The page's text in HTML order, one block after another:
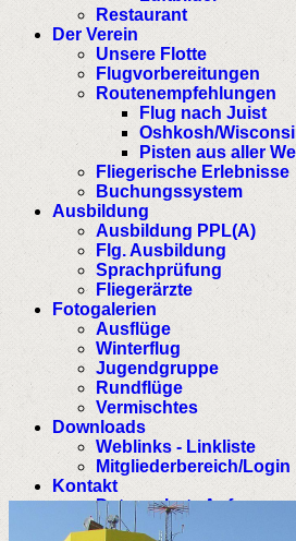
Restaurant
Der Verein
Unsere Flotte
Flugvorbereitungen
Routenempfehlungen
Flug nach Juist
Oshkosh/
Pisten aus aller
Fliegerische Erlebnisse
Buchungssystem
Ausbildung
Ausbildung PPL(A)
Flg. Ausbildung
Sprachprüfung
Fliegerärzte
Fotogalerien
Ausflüge
Winterflug
Jugendgruppe
Rundflüge
Vermischtes
Downloads
Weblinks - Linkliste
Mitgliederbereich/Login
Kontakt
Datenschutz Anfrage